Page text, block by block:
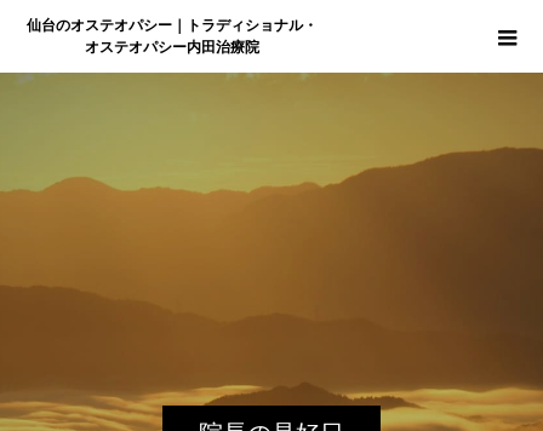
仙台のオステオパシー｜トラディショナル・
オステオパシー内田治療院